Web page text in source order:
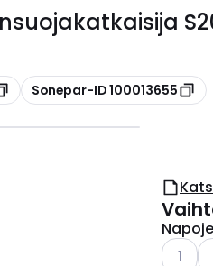
Kopioi
Sonepar-ID 100013655
Katso
1